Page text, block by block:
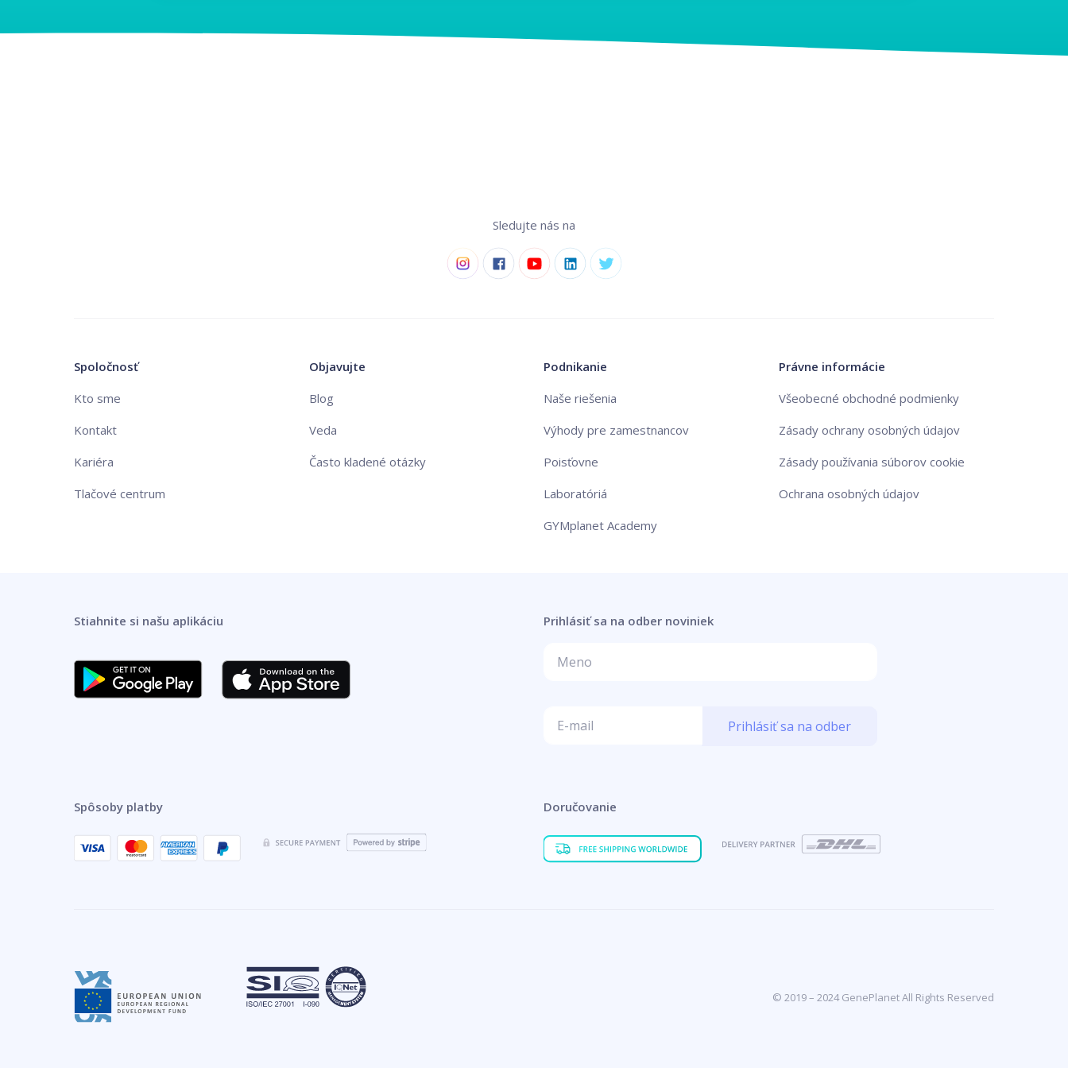
Sledujte nás na
Spoločnosť
Kto sme
Kontakt
Kariéra
Tlačové centrum
Objavujte
Blog
Veda
Často kladené otázky
Podnikanie
Naše riešenia
Výhody pre zamestnancov
Poisťovne
Laboratóriá
GYMplanet Academy
Právne informácie
Všeobecné obchodné podmienky
Zásady ochrany osobných údajov
Zásady používania súborov cookie
Ochrana osobných údajov
Stiahnite si našu aplikáciu Prihlásiť sa na odber noviniek
Prihlásiť sa na odber
Spôsoby platby Doručovanie
© 2019 – 2024 GenePlanet All Rights Reserved